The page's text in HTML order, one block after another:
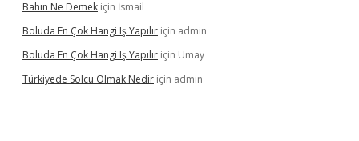
Bahın Ne Demek için İsmail
Boluda En Çok Hangi Iş Yapılır için admin
Boluda En Çok Hangi Iş Yapılır için Umay
Türkiyede Solcu Olmak Nedir için admin